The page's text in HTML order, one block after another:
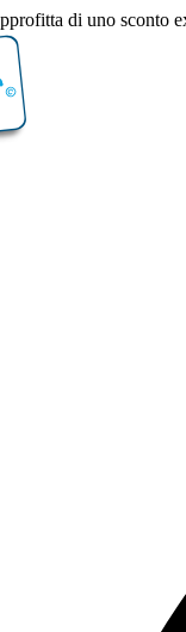
di uno sconto